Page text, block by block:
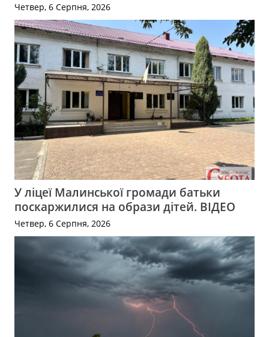
Четвер, 6 Серпня, 2026
У ліцеї Малинської громади батьки
поскаржилися на образи дітей. ВІДЕО
Четвер, 6 Серпня, 2026